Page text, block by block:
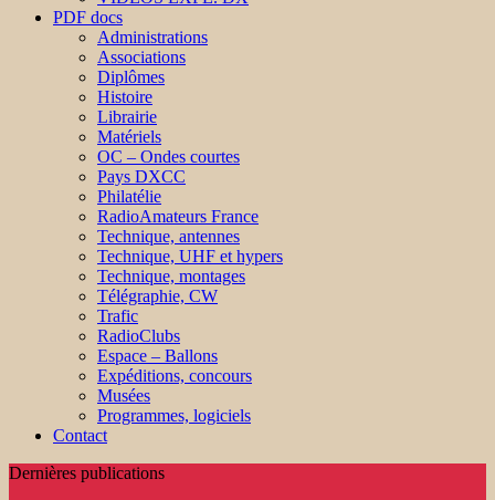
PDF docs
Administrations
Associations
Diplômes
Histoire
Librairie
Matériels
OC – Ondes courtes
Pays DXCC
Philatélie
RadioAmateurs France
Technique, antennes
Technique, UHF et hypers
Technique, montages
Télégraphie, CW
Trafic
RadioClubs
Espace – Ballons
Expéditions, concours
Musées
Programmes, logiciels
Contact
Dernières publications